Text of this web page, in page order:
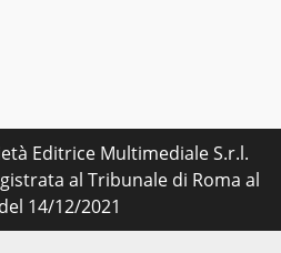
Editrice Multimediale S.r.l.
al Tribunale di Roma al
14/12/2021